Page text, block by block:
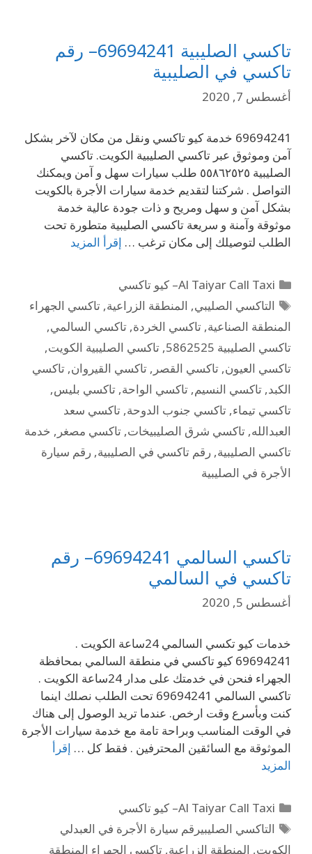
تاكسي الصليبية 69694241– رقم
تاكسي في الصليبية
أغسطس 7, 2020
69694241 خدمة كيو تاكسي ونقل من مكان لآخر بشكل
آمن وموثوق عبر تاكسي الصليبية الكويت. تاكسي
الصليبية ٥٥٨٦٢٥٢٥ طلب سيارات سهل و آمن ويمكنك
التواصل . شركتنا لتقديم خدمة سيارات الأجرة بالكويت
بشكل آمن و سهل ومريح و ذات جودة عالية خدمة
موثوقة وآمنة و سريعة تاكسي الصليبية متطورة تحت
الطلب لتوصيلك إلى مكان ترغب … إقرأ المزيد
Al Taiyar Call Taxi– كيو تاكسي
التاكسي الصليبي, المنطقة الزراعية,تاكسي الجهراء
المنطقة الصناعية, تاكسي الخردة, تاكسي السالمي,
تاكسي الصليبية 5862525
, تاكسي الصليبية الكويت,
تاكسي العيون, تاكسي القصر , تاكسي القيروان, تاكسي
الكبد, تاكسي النسيم, تاكسي الواحة, تاكسي بليس,
تاكسي تيماء, تاكسي جنوب الدوحة, تاكسي سعد
العبدالله, تاكسي شرق الصليبيخات, تاكسي مصغر , خدمة
تاكسي الصليبية, رقم تاكسي في الصليبية, رقم سيارة
الأجرة في الصليبية
تاكسي السالمي 69694241– رقم
تاكسي في السالمي
أغسطس 5, 2020
خدمات كيو تكسي السالمي 24ساعة الكويت .
69694241 كيو تاكسي في منطقة السالمي بمحافظة
الجهراء فنحن في خدمتك على مدار 24ساعة الكويت .
تاكسي السالمي 69694241 تحت الطلب نصلك اينما
كنت وبأسرع وقت ارخص. عندما تريد الوصول إلى هناك
في الوقت المناسب وبراحة تامة مع خدمة سيارات الأجرة
الموثوقة مع السائقين المحترفين . فقط كل … إقرأ
المزيد
Al Taiyar Call Taxi– كيو تاكسي
التاكسي الصليبيرقم سيارة الأجرة في العبدلي
الكويت, المنطقة الزراعية, تاكسي الجهراء المنطقة